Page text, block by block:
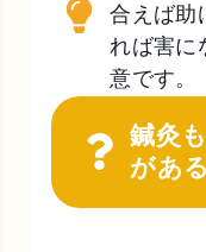
合えば助
れば害に
意です。
鍼灸
があ